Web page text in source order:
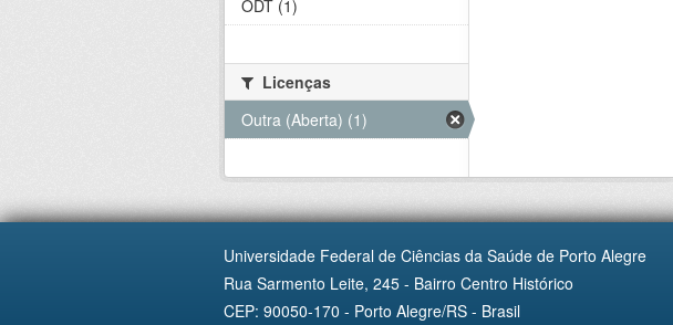
ODT (1)
Licenças
Outra (Aberta) (1)
Universidade Federal de Ciências da Saúde de Porto Alegre
Rua Sarmento Leite, 245 - Bairro Centro Histórico
CEP: 90050-170 - Porto Alegre/RS - Brasil